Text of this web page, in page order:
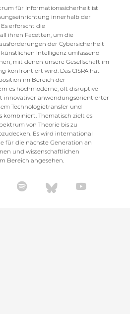
für Informationssicherheit ist
innerhalb der
erforscht die
ihren Facetten, um die
der Cybersicherheit
Intelligenz umfassend
mit denen unsere Gesellschaft im
konfrontiert wird. Das CISPA hat
im Bereich der
es hochmoderne, oft disruptive
innovativer anwendungsorientierter
Technologietransfer und
kombiniert. Thematisch zielt es
von Theorie bis zu
Es wird international
für die nächste Generation an
und wissenschaftlichen
Bereich angesehen.